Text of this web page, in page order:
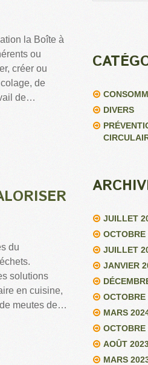
la Boîte à
ou
créer ou
de
de…
du
solutions
en cuisine,
meutes de…
DIVERS
JUILLET
OCTOBRE
JUILLET
JANVIER
OCTOBRE
MARS
OCTOBRE
AOÛT
MARS